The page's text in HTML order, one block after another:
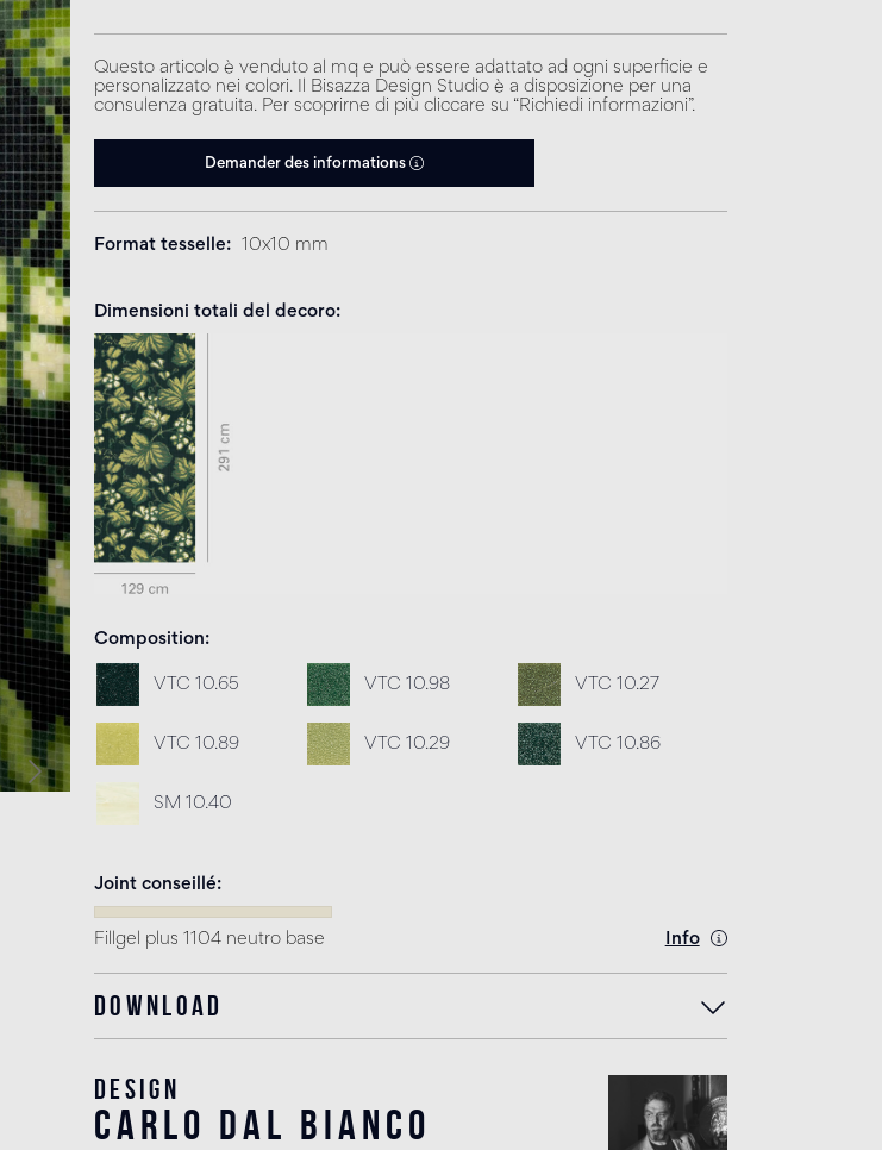
Questo articolo è venduto al mq e può essere adattato ad ogni superficie e
personalizzato nei colori. Il Bisazza Design Studio è a disposizione per una
consulenza gratuita. Per scoprirne di più cliccare su “Richiedi informazioni”.
Demander des informations
Format tesselle 10x10 mm
Dimensioni totali del decoro
Composition
VTC 10.65 VTC 10.98 VTC 10.27
VTC 10.89 VTC 10.29 VTC 10.86
SM 10.40
Joint conseillé
Fillgel plus 1104 neutro base Info
Download
Design
carlo dal bianco